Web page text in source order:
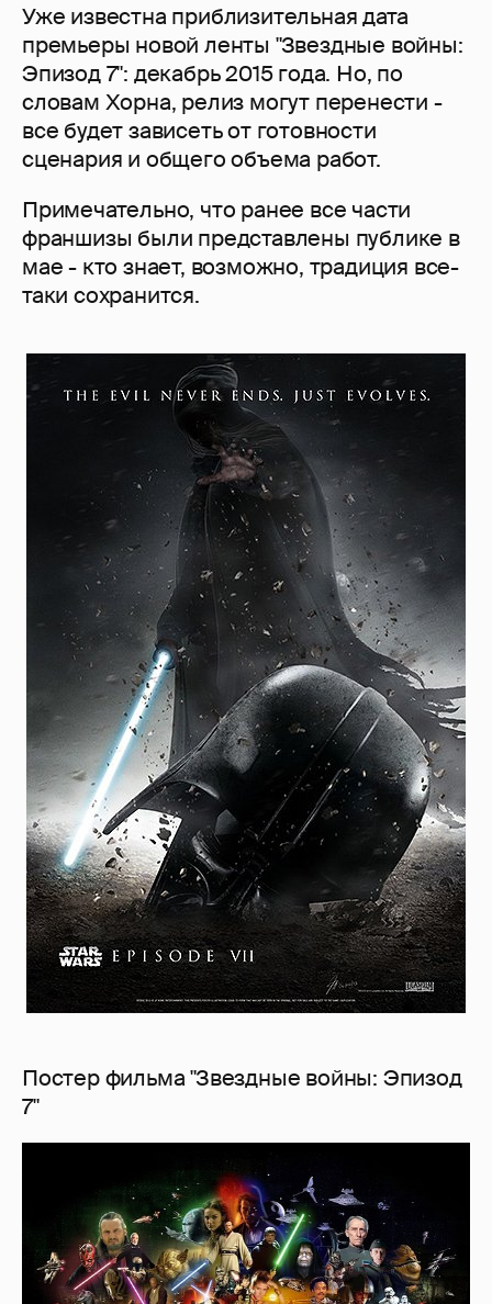
Уже известна приблизительная дата
премьеры новой ленты "Звездные войны:
Эпизод 7": декабрь 2015 года. Но, по
словам Хорна, релиз могут перенести -
все будет зависеть от готовности
сценария и общего объема работ.
Примечательно, что ранее все части
франшизы были представлены публике в
мае - кто знает, возможно, традиция все-
таки сохранится.
Постер фильма "Звездные войны: Эпизод
7"